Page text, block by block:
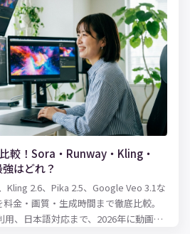
商品などのアイテム数が多い場合、紙
れなくなる可能性も出てきます。そこ
を可能にするのが、Excelです。 本記
庫管理の方法について、在庫管理のや
関数をまとめてご紹介します！
較！Sora・Runway・Kling・
はどれ？
Kling 2.6、Pika 2.5、Google Veo 3.1な
金・画質・生成時間まで徹底比較。
、日本語対応まで、2026年に動画制